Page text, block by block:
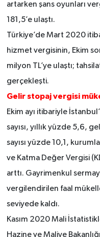
artarken şans oyunları
181,5’e ulaştı.
Türkiye’de Mart 2020
hizmet vergisinin, Ekim
milyon TL’ye ulaştı;
gerçekleşti.
Gelir stopaj vergisi
Ekim ayı itibariyle
sayısı, yıllık yüzde 5,6,
sayısı yüzde 10,1,
ve Katma Değer Vergisi
arttı. Gayrimenkul
vergilendirilen faal
seviyede kaldı.
Kasım 2020 Mali
Hazine ve Maliye